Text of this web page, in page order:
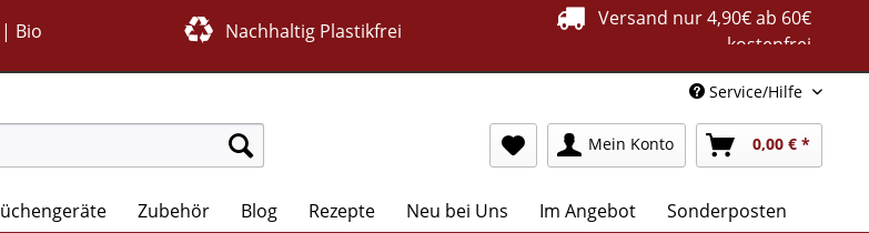
Bio Nachhaltig Plastikfrei
Versand nur 4,90€ ab 60€
kostenfrei
Service/Hilfe
Mein Konto 0,00 € *
Zubehör Blog Rezepte Neu bei Uns Im Angebot Sonderposten